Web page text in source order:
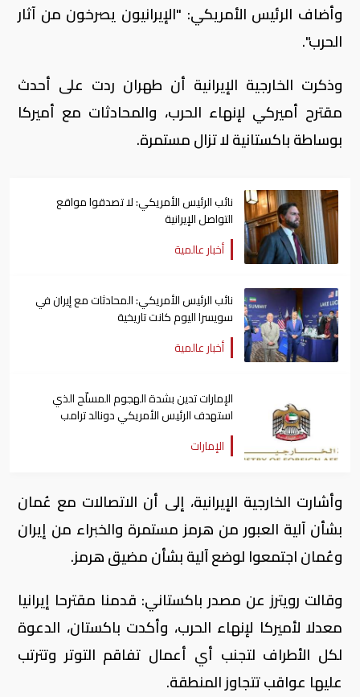
وأضاف الرئيس الأمريكي: "الإيرانيون يصرخون من آثار
الحرب".
وذكرت الخارجية الإيرانية أن طهران ردت على أحدث
مقترح أميركي لإنهاء الحرب، والمحادثات مع أميركا
بوساطة باكستانية لا تزال مستمرة.
نائب الرئيس الأمريكي: لا تصدقوا مواقع
التواصل الإيرانية
أخبار عالمية
نائب الرئيس الأمريكي: المحادثات مع إيران في
سويسرا اليوم كانت تاريخية
أخبار عالمية
الإمارات تدين بشدة الهجوم المسلّح الذي
استهدف الرئيس الأمريكي دونالد ترامب
الإمارات
وأشارت الخارجية الإيرانية، إلى أن الاتصالات مع عُمان
بشأن آلية العبور من هرمز مستمرة والخبراء من إيران
وعُمان اجتمعوا لوضع آلية بشأن مضيق هرمز.
وقالت رويترز عن مصدر باكستاني: قدمنا مقترحا إيرانيا
معدلا لأميركا لإنهاء الحرب، وأكدت باكستان، الدعوة
لكل الأطراف لتجنب أي أعمال تفاقم التوتر وتترتب
عليها عواقب تتجاوز المنطقة.